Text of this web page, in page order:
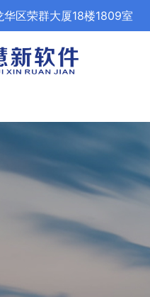
华区荣群大厦18楼1809室